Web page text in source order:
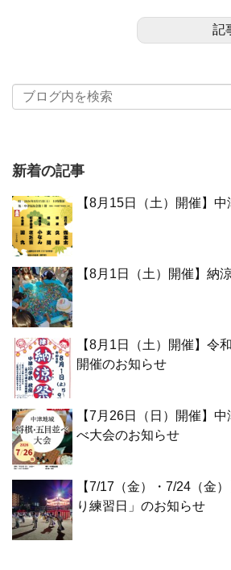
記
新着の記事
【8月15日（土）開催】
【8月1日（土）開催】納
【8月1日（土）開催】令
開催のお知らせ
【7月26日（日）開催】
べ大会のお知らせ
【7/17（金）・7/24（金
り練習日」のお知らせ